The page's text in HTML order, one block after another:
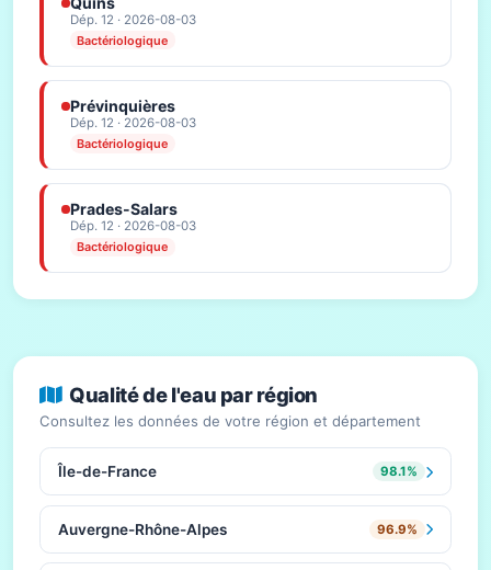
Dép. 12 · 2026-08-03
Bactériologique
Prévinquières
Dép. 12 · 2026-08-03
Bactériologique
Prades-Salars
Dép. 12 · 2026-08-03
Bactériologique
Qualité de l'eau par région
Consultez les données de votre région et département
Île-de-France 98.1%
Auvergne-Rhône-Alpes 96.9%